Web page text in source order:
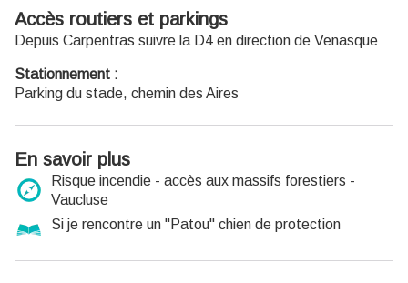
Accès routiers et parkings
Depuis Carpentras suivre la D4 en direction de Venasque
Stationnement :
Parking du stade, chemin des Aires
En savoir plus
Risque incendie - accès aux massifs forestiers -
Vaucluse
Si je rencontre un "Patou" chien de protection